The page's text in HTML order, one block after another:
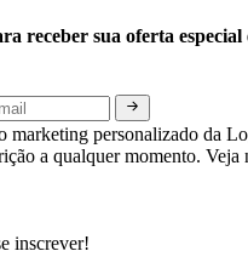
receber sua oferta especial
marketing personalizado da
a qualquer momento. Veja
inscrever!